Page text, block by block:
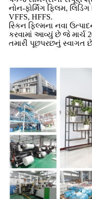
નોન-ફોર્મિંગ ફ્લિમ,
VFFS, HFFS.
સ્કિન ફિલ્મના નવા
કરવામાં આવ્યું છે જે માર્ચ
તમારી પૂછપરછનું સ્વાગત